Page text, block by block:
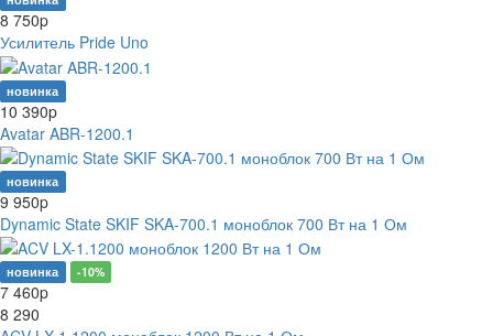
8 750p
Усилитель Pride Uno
новинка
10 390p
Avatar ABR-1200.1
новинка
9 950p
Dynamic State SKIF SKA-700.1 моноблок 700 Вт на 1 Ом
новинка -10%
7 460p
8 290